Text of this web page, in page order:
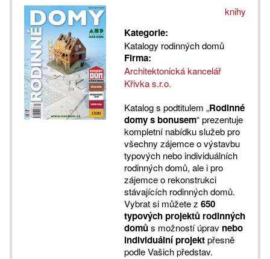
knihy
Kategorie:
Katalogy rodinných domů
Firma:
Architektonická kancelář
Křivka s.r.o.
Katalog s podtitulem „Rodinné
domy s bonusem“ prezentuje
kompletní nabídku služeb pro
všechny zájemce o výstavbu
typových nebo individuálních
rodinných domů, ale i pro
zájemce o rekonstrukci
stávajících rodinných domů.
Vybrat si můžete z 650
typových projektů rodinných
domůs možností úprav nebo
individuální projektpřesně
podle Vašich představ.